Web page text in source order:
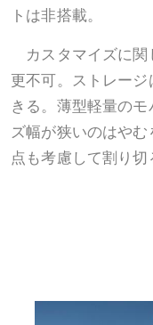
トは非搭載。
カスタマイズに関
更不可。ストレー
きる。薄型軽量の
ズ幅が狭いのはや
点も考慮して割り切